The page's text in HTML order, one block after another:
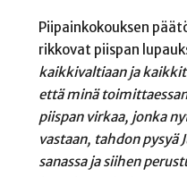
Piipainkokouksen
rikkovat piispan
kaikkivaltiaan ja
että minä
piispan virkaa, jonka
vastaan, tahdon pysyä
sanassa ja siihen